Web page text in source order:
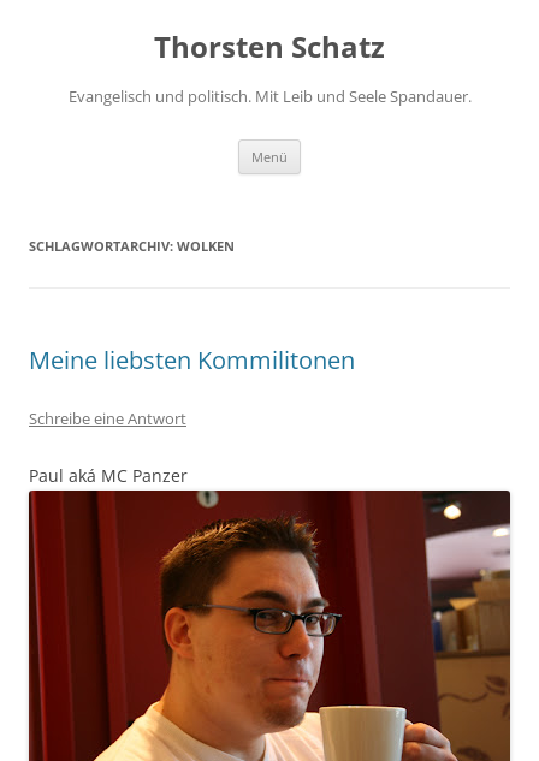
Thorsten Schatz
Evangelisch und politisch. Mit Leib und Seele Spandauer.
Menü
SCHLAGWORTARCHIV: WOLKEN
Meine liebsten Kommilitonen
Schreibe eine Antwort
Paul aká MC Panzer